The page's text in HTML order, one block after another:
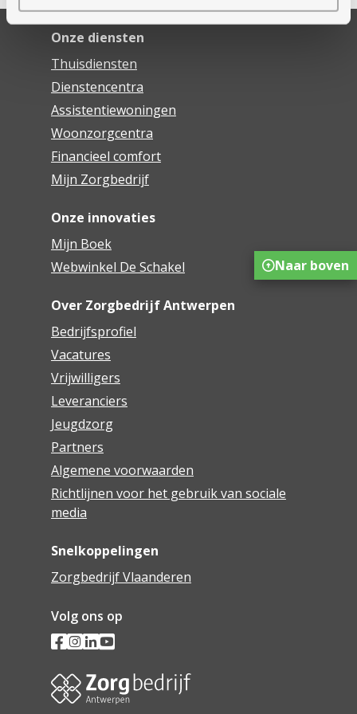
Onze diensten
Thuisdiensten
Dienstencentra
Assistentiewoningen
Woonzorgcentra
Financieel comfort
Mijn Zorgbedrijf
Onze innovaties
Mijn Boek
Webwinkel De Schakel
Over Zorgbedrijf Antwerpen
Bedrijfsprofiel
Vacatures
Vrijwilligers
Leveranciers
Jeugdzorg
Partners
Algemene voorwaarden
Richtlijnen voor het gebruik van sociale
media
Snelkoppelingen
Zorgbedrijf Vlaanderen
Volg ons op
Naar boven